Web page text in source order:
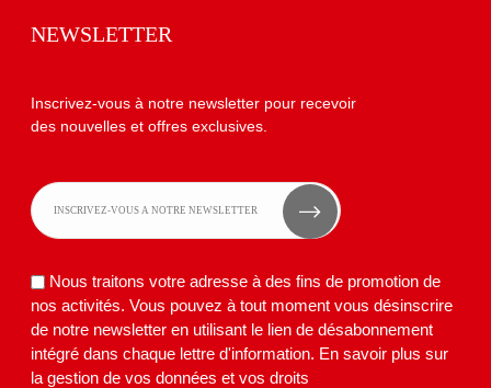
NEWSLETTER
Inscrivez-vous à notre newsletter pour recevoir
des nouvelles et offres exclusives.
Nous traitons votre adresse à des fins de promotion de
nos activités. Vous pouvez à tout moment vous désinscrire
de notre newsletter en utilisant le lien de désabonnement
intégré dans chaque lettre d'information. En savoir plus sur
la gestion de vos données et vos droits